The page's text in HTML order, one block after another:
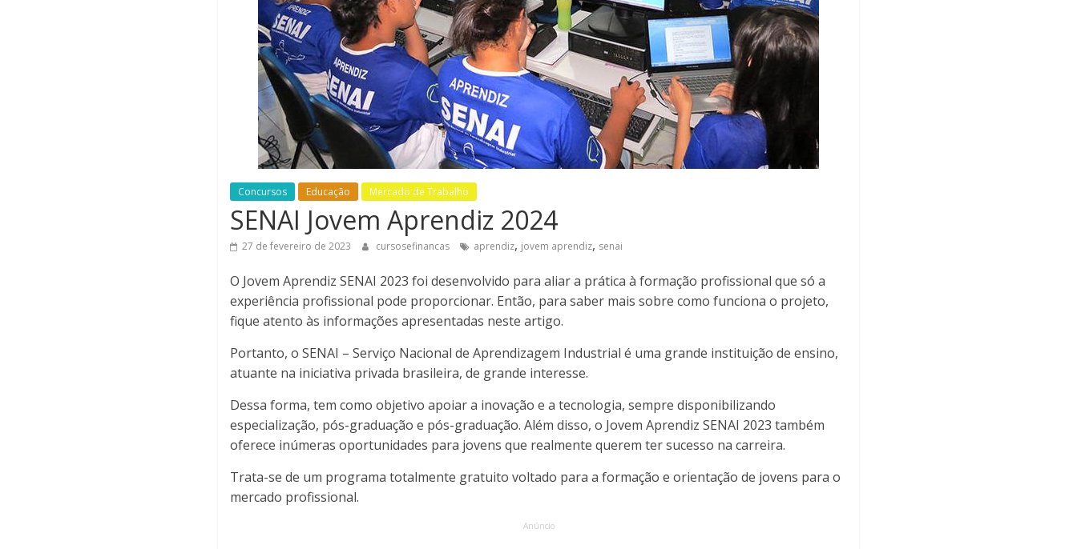
Concursos Educação Mercado de Trabalho
SENAI Jovem Aprendiz 2024
27 de fevereiro de 2023 cursosefinancas aprendiz, jovem aprendiz, senai
O Jovem Aprendiz SENAI 2023 foi desenvolvido para aliar a prática à formação profissional que só a
experiência profissional pode proporcionar. Então, para saber mais sobre como funciona o projeto,
fique atento às informações apresentadas neste artigo.
Portanto, o SENAI – Serviço Nacional de Aprendizagem Industrial é uma grande instituição de ensino,
atuante na iniciativa privada brasileira, de grande interesse.
Dessa forma, tem como objetivo apoiar a inovação e a tecnologia, sempre disponibilizando
especialização, pós-graduação e pós-graduação. Além disso, o Jovem Aprendiz SENAI 2023 também
oferece inúmeras oportunidades para jovens que realmente querem ter sucesso na carreira.
Trata-se de um programa totalmente gratuito voltado para a formação e orientação de jovens para o
mercado profissional.
Anúncio